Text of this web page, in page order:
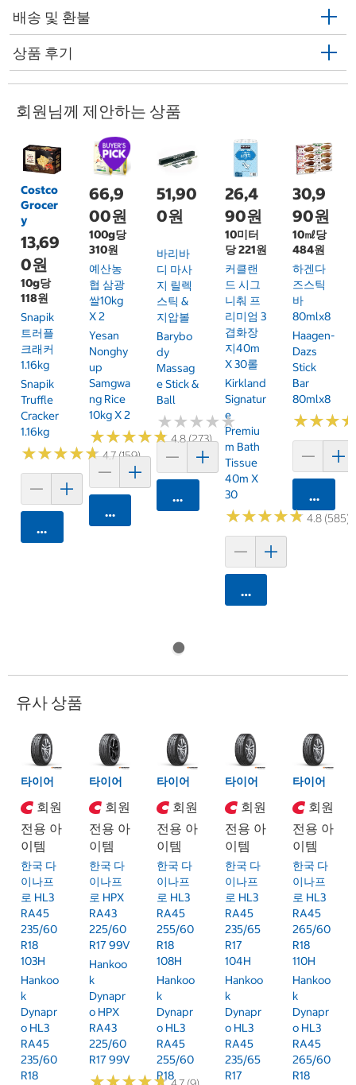
배송 및 환불
상품 후기
회원님께 제안하는 상품
Costco
Grocer
y
13,69
0원
10g당
118원
Snapik
트러플
크래커
1.16kg
Snapik
Truffle
Cracker
1.16kg
★★★★★
★★★★★4.7 (159)
카트에 담기
66,9
00원
100g당
310원
예산농
협 삼광
쌀10kg
X 2
Yesan
Nonghy
Up
Samgwa
Ng Rice
10kg X 2
★★★★★
★★★★★4.8 (273)
카트에 담기
51,90
0원
바리바
디 마사
지 릴렉
스틱 &
지압볼
Barybo
Dy
Massag
E Stick &
Ball
★★★★★
★★★★★
카트에 담기
26,4
90원
10미터
당 221원
커클랜
드 시그
니춰 프
리미엄 3
겹화장
지40m
X 30롤
Kirkland
Signatur
E
Premiu
M Bath
Tissue
40m X
30
★★★★★
★★★★★4.8 (585)
카트에 담기
30,9
90원
10㎖당
484원
하겐다
즈스틱
바
80mlx8
Haagen-
Dazs
Stick
Bar
80mlx8
★★★
★★★
카트에
유사 상품
타이어
회원
전용 아
이템
한국 다
이나프
로 HL3
RA45
235/60
R18
103H
Hankoo
K
Dynapr
O HL3
RA45
235/60
R18
타이어
회원
전용 아
이템
한국 다
이나프
로 HPX
RA43
225/60
R17 99V
Hankoo
K
Dynapr
O HPX
RA43
225/60
R17 99V
타이어
회원
전용 아
이템
한국 다
이나프
로 HL3
RA45
255/60
R18
108H
Hankoo
K
Dynapr
O HL3
RA45
255/60
R18
타이어
회원
전용 아
이템
한국 다
이나프
로 HL3
RA45
235/65
R17
104H
Hankoo
K
Dynapr
O HL3
RA45
235/65
R17
타이어
회원
전용 아
이템
한국 다
이나프
로 HL3
RA45
265/60
R18
110H
Hankoo
K
Dynapr
O HL3
RA45
265/60
R18